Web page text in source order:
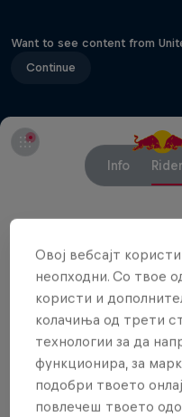
Want to see content from
Continue
Info
Сакаш да
Овој вебсајт
неопходни. Со твое
користи и
колачиња од трети
технологии за да
функционира, за
подобри твоето
повлечеш твоето